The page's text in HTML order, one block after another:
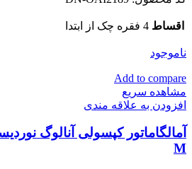
اقساط 4 فقره چک از ابتدا
ناموجود
Add to compare
مشاهده سریع
افزودن به علاقه مندی
M